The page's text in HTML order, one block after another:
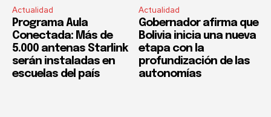
Actualidad
Programa Aula
Conectada: Más de
5.000 antenas Starlink
serán instaladas en
escuelas del país
Actualidad
Gobernador afirma que
Bolivia inicia una nueva
etapa con la
profundización de las
autonomías